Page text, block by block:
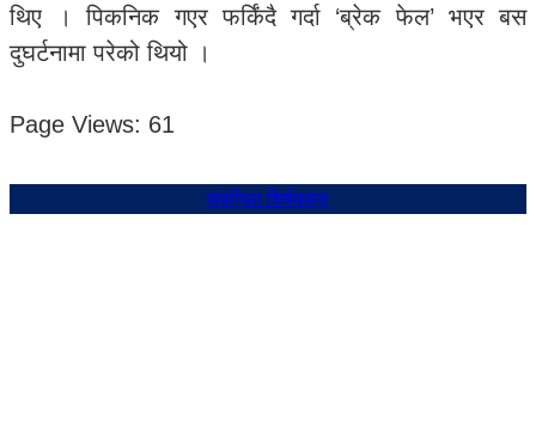
थिए । पिकनिक गएर फर्किंदै गर्दा ‘ब्रेक फेल’ भएर बस
दुघर्टनामा परेको थियो ।
Page Views: 61
संबन्धित शिर्षकहरु